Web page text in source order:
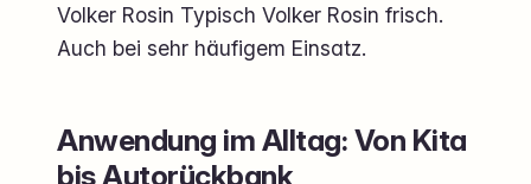
Volker Rosin Typisch Volker Rosin frisch.
Auch bei sehr häufigem Einsatz.
Anwendung im Alltag: Von Kita
bis Autorückbank